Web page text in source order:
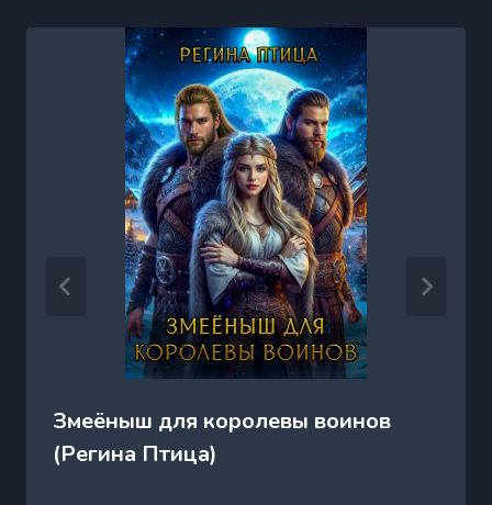
Змеёныш для королевы воинов
(Регина Птица)